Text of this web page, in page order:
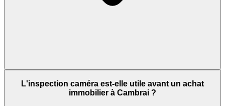
L'inspection caméra est-elle utile avant un achat
immobilier à Cambrai ?